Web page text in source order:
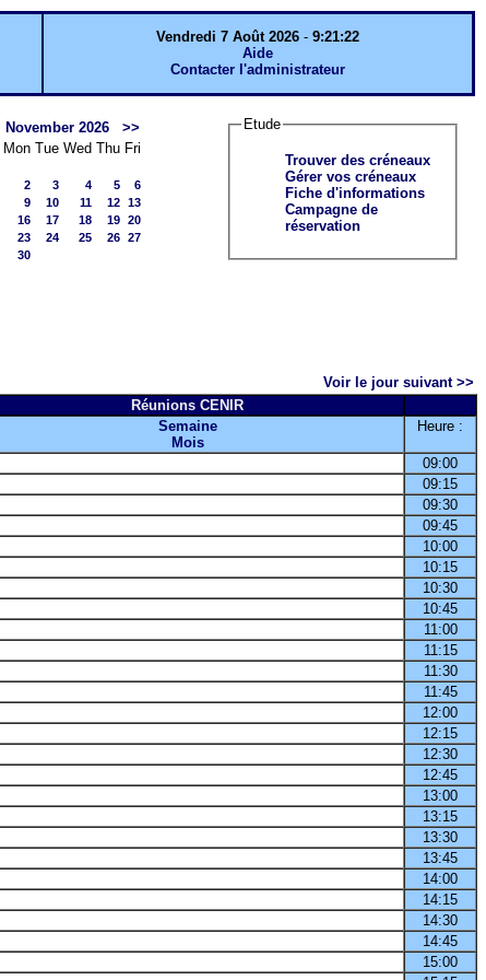
Vendredi 7 Août 2026 - 9:21:22
Aide
Contacter l'administrateur
November 2026
>>
Mon Tue Wed Thu Fri
2 3 4 5
6
9 10 11 12 13
16 17 18 19 20
23 24 25 26 27
30
Etude
Trouver des créneaux
Gérer vos créneaux
Fiche d'informations
Campagne de
réservation
Voir le jour suivant >>
Réunions CENIR
Semaine
Mois
Heure :
09:00
09:15
09:30
09:45
10:00
10:15
10:30
10:45
11:00
11:15
11:30
11:45
12:00
12:15
12:30
12:45
13:00
13:15
13:30
13:45
14:00
14:15
14:30
14:45
15:00